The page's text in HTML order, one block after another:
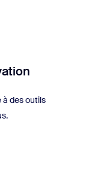
à des outils